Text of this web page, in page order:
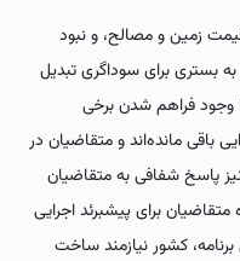
زمین و مصالح، و نبود
بستری برای سوداگری تبدیل
فراهم شدن برخی
باقی مانده‌اند و متقاضیان در
پاسخ شفافی به متقاضیان
برای پیشبرئد اجرایی
کشور نیازمند ساخت